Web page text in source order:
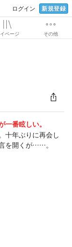
ログイン 新規登録
ページ その他
番眩しい。
十年ぶりに再会し
を開くが……。